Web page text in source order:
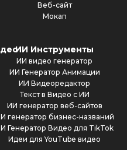
Веб-сайт
Мокап
ИИ Инструменты
ИИ видео генератор
ИИ Генератор Анимации
ИИ Видеоредактор
Текст в Видео с ИИ
ИИ генератор веб-сайтов
генератор бизнес-названий
Генератор Видео для TikTok
Идеи для YouTube видео